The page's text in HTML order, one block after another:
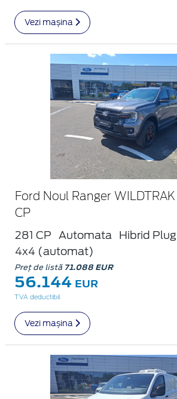
Vezi mașina
Ford Noul Ranger WILDTRAK
CP
281 CP Automata Hibrid
4x4 (automat)
Preț de listă 71.088 EUR
56.144 EUR
TVA deductibil
Vezi mașina